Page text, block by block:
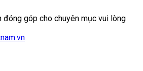
đóng góp cho chuyên mục vui lòng